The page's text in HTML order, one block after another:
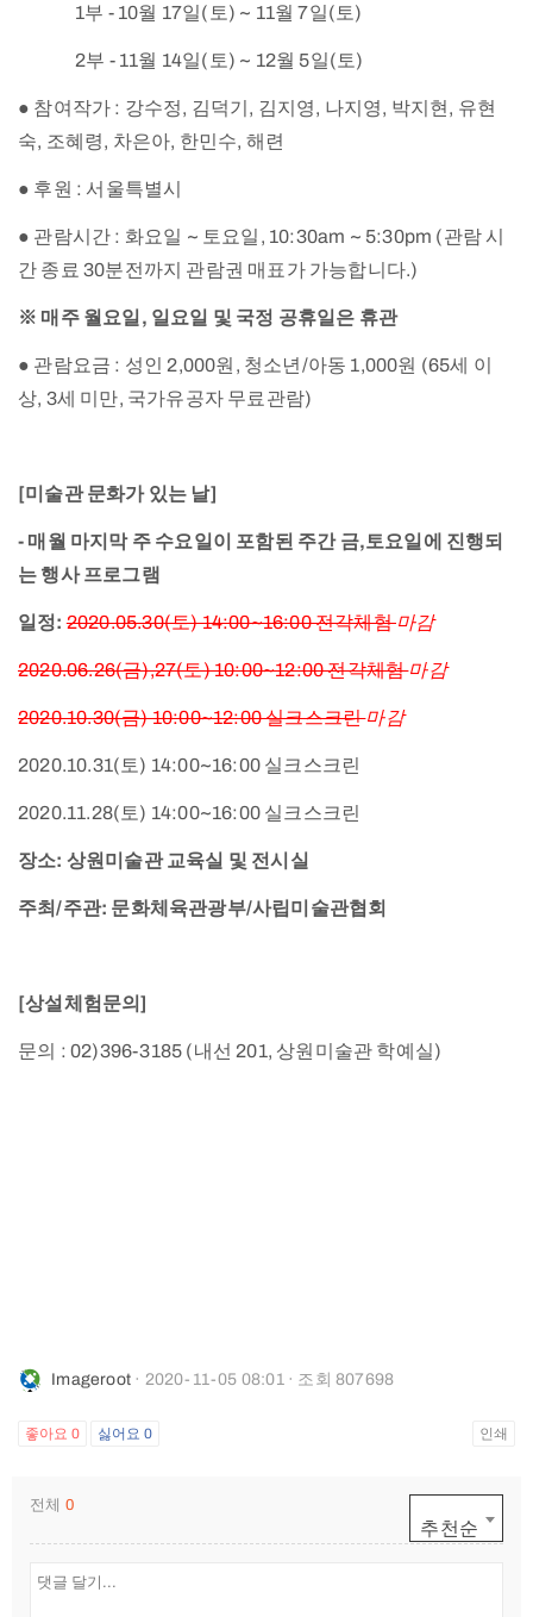
1부 - 10월 17일(토) ~ 11월 7일(토)
2부 - 11월 14일(토) ~ 12월 5일(토)
● 참여작가 : 강수정, 김덕기, 김지영, 나지영, 박지현, 유현
숙, 조혜령, 차은아, 한민수, 해련
● 후원 : 서울특별시
● 관람시간 : 화요일 ~ 토요일, 10:30am ~ 5:30pm (관람 시
간 종료 30분전까지 관람권 매표가 가능합니다.)
※ 매주 월요일, 일요일 및 국정 공휴일은 휴관
● 관람요금 : 성인 2,000원, 청소년/아동 1,000원 (65세 이
상, 3세 미만, 국가유공자 무료관람)
[미술관 문화가 있는 날]
- 매월 마지막 주 수요일이 포함된 주간 금,토요일에 진행되
는 행사 프로그램
일정:2020.05.30(토) 14:00~16:00 전각체험마감
2020.06.26(금),27(토) 10:00~12:00 전각체험마감
2020.10.30(금) 10:00~12:00 실크스크린마감
2020.10.31(토) 14:00~16:00 실크스크린
2020.11.28(토) 14:00~16:00 실크스크린
장소: 상원미술관 교육실 및 전시실
주최/주관: 문화체육관광부/사립미술관협회
[상설체험문의]
문의 : 02)396-3185 (내선 201, 상원미술관 학예실)
Imageroot · 2020-11-05 08:01 · 조회 807698
좋아요 0 싫어요0 인쇄
전체 0
추천순